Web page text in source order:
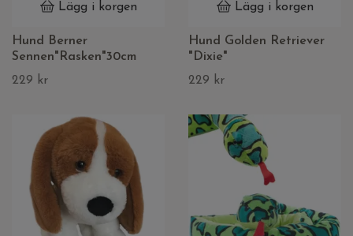
Lägg i korgen
Hund Berner
Sennen"Rasken"30cm
229 kr
Lägg i korgen
Hund Golden Retriever
"Dixie"
229 kr